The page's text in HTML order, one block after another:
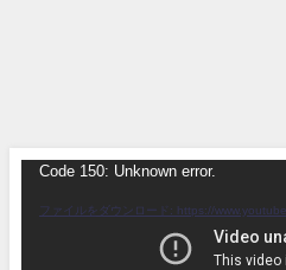
Code 150: Unknown error.
ファイルをダウンロード: https://